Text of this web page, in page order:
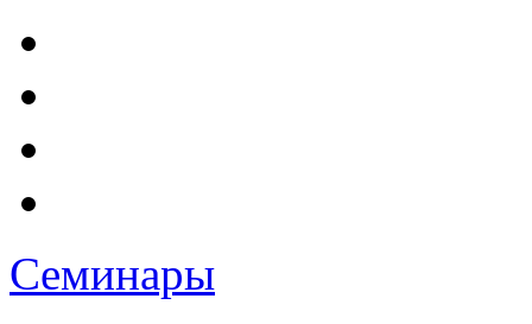
Семинары